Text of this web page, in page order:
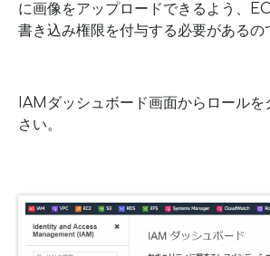
に画像をアップロードできるよう、
書き込み権限を付与する必要があるの
IAMダッシュボード画面からロールを
さい。